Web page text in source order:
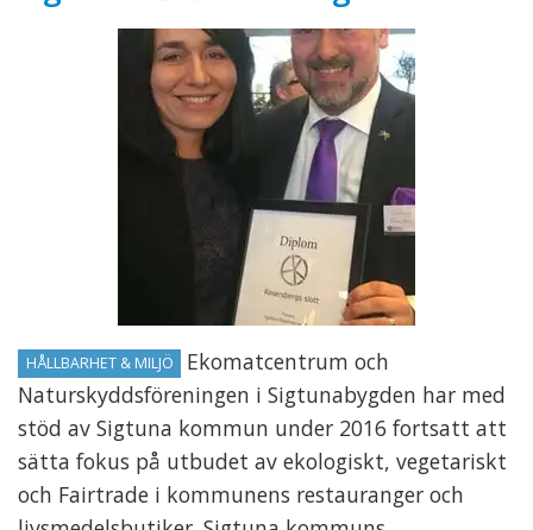
HÅLLBARHET & MILJÖ
Ekomatcentrum och
Naturskyddsföreningen i Sigtunabygden har med
stöd av Sigtuna kommun under 2016 fortsatt att
sätta fokus på utbudet av ekologiskt, vegetariskt
och Fairtrade i kommunens restauranger och